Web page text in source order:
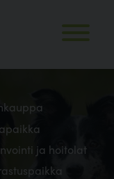
ja hoitolat